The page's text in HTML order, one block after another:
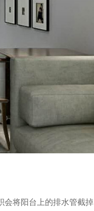
会将阳台上的排水管截掉